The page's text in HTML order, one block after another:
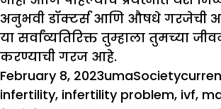
अनुभवी डॉक्टर्स आणि औषधे गरजेची
या सर्वांव्यतिरिक्त तुम्हाला तुमच्या
करण्याची गरज आहे.
Posted
on
February 8, 2023Author
umaCategories
SocietyTags
infertility, infertility problem, ivf,